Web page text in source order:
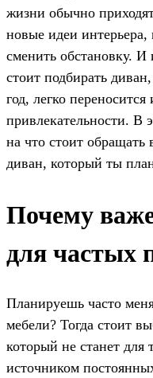
жизни обычно
новые идеи
сменить обстановку. И
стоит подбирать
год, легко
привлекательности. В
на что стоит
диван, который ты
Почему
для частых
Планируешь часто
мебели? Тогда стоит
который не станет для
источником